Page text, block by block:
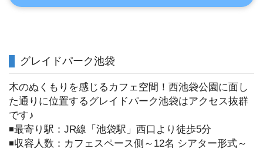
グレイドパーク池袋
木のぬくもりを感じるカフェ空間！西池袋公園に面し
た通りに位置するグレイドパーク池袋はアクセス抜群
です♪
◾️最寄り駅：JR線「池袋駅」西口より徒歩5分
◾️収容人数：カフェスペース側～12名 シアター形式～